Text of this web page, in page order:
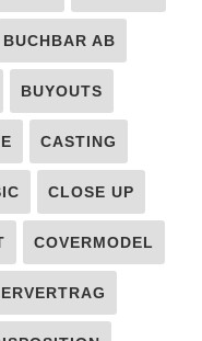
BUCHBAR AB
BUYOUTS
CASTING
CLOSE UP
COVERMODEL